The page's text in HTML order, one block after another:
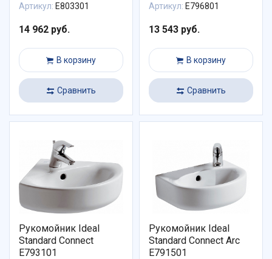
Артикул: E803301
14 962 руб.
В корзину
Сравнить
Артикул: E796801
13 543 руб.
В корзину
Сравнить
Рукомойник Ideal
Standard Connect
E793101
Рукомойник Ideal
Standard Connect Arc
E791501